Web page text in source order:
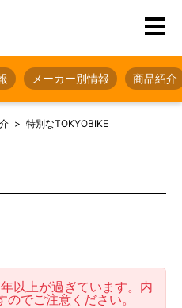
メーカー別情報 商品紹介
特別なTOKYOBIKE
以上が過ぎています。内
でご注意ください。